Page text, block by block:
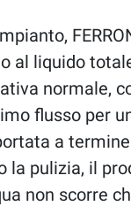
al liquido
normale,
flusso per
a
la pulizia, il
non scorre